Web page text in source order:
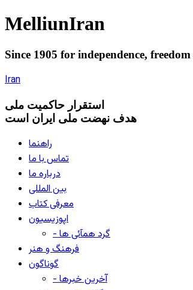
MelliunIran
Since 1905 for independence, freedom
Iran
استقرار حاکميت ملی
هدف نهضت ملی ایران است
راهنما
تماس با ما
درباره ما
بین المللی
معرفی کتاب
اپوزیسیون
- گرد همآئی ها
فرهنگ و هنر
گوناگون
- آخرین خبرها